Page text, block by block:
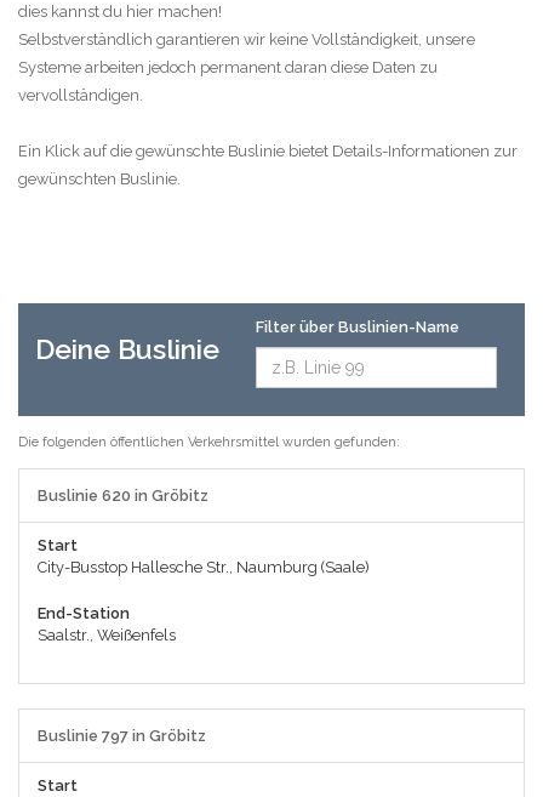
dies kannst du hier machen!
Selbstverständlich garantieren wir keine Vollständigkeit, unsere
Systeme arbeiten jedoch permanent daran diese Daten zu
vervollständigen.
Ein Klick auf die gewünschte Buslinie bietet Details-Informationen zur
gewünschten Buslinie.
Deine Buslinie
Filter über Buslinien-Name
Die folgenden öffentlichen Verkehrsmittel wurden gefunden:
Buslinie 620 in Gröbitz
Start
City-Busstop Hallesche Str., Naumburg (Saale)
End-Station
Saalstr., Weißenfels
Buslinie 797 in Gröbitz
Start